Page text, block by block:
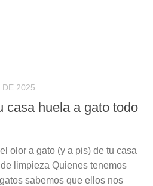
DE 2025
casa huela a gato todo
olor a gato (y a pis) de tu casa
limpieza Quienes tenemos
sabemos que ellos nos